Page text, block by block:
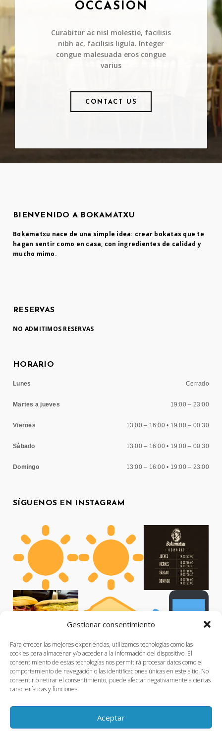
Gestionar consentimiento
Para ofrecer las mejores experiencias, utilizamos tecnologías como las
cookies para almacenar y/o acceder a la información del dispositivo. El
consentimiento de estas tecnologías nos permitirá procesar datos como el
comportamiento de navegación o las identificaciones únicas en este sitio. No
consentir o retirar el consentimiento, puede afectar negativamente a ciertas
características y funciones.
Aceptar
OCCASION
Curabitur ac nisl molestie, facilisis
nibh ac, facilisis ligula. Integer
congue malesuada eros congue
varius
CONTACT US
BIENVENIDO A BOKAMATXU
Bokamatxu nace de una simple idea: crear bokatas que te
hagan sentir como en casa, con ingredientes de calidad y
mucho mimo.
RESERVAS
NO ADMITIMOS RESERVAS
HORARIO
Lunes Cerrado
Martes a jueves 19:00 – 23:00
Viernes 13:00 – 16:00 • 19:00 – 00:30
Sábado 13:00 – 16:00 • 19:00 – 00:30
Domingo 13:00 – 16:00 • 19:00 – 23:00
SÍGUENOS EN INSTAGRAM